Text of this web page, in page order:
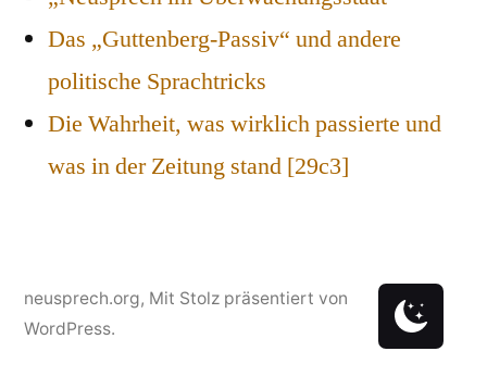
Das „Guttenberg-Passiv“ und andere
politische Sprachtricks
Die Wahrheit, was wirklich passierte und
was in der Zeitung stand [29c3]
neusprech.org, Mit Stolz präsentiert von
WordPress.